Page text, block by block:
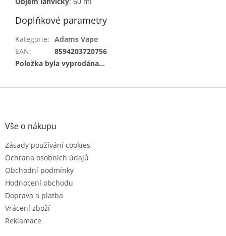
Doplňkové parametry
Kategorie: Adams Vape
EAN:
8594203720756
Položka byla vyprodána…
Z
Vše o nákupu
Zásady používání cookies
Ochrana osobních údajů
Obchodní podmínky
Hodnocení obchodu
Doprava a platba
Vrácení zboží
Reklamace